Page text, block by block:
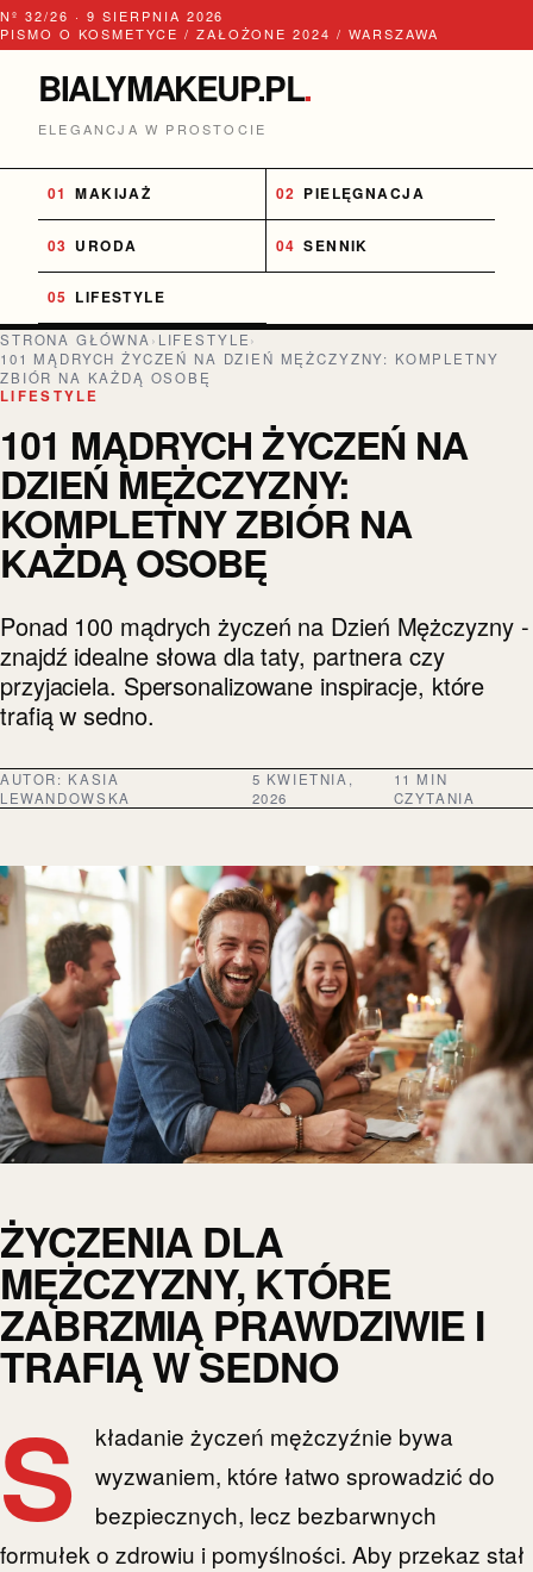
Nº 32/26 · 9 SIERPNIA 2026
PISMO O KOSMETYCE / ZAŁOŻONE 2024 / WARSZAWA
BIALYMAKEUP.PL.
ELEGANCJA W PROSTOCIE
MAKIJAŻ PIELĘGNACJA
URODA SENNIK
LIFESTYLE
STRONA GŁÓWNA› LIFESTYLE›
101 MĄDRYCH ŻYCZEŃ NA DZIEŃ MĘŻCZYZNY: KOMPLETNY
ZBIÓR NA KAŻDĄ OSOBĘ
LIFESTYLE
101 MĄDRYCH ŻYCZEŃ NA
DZIEŃ MĘŻCZYZNY:
KOMPLETNY ZBIÓR NA
KAŻDĄ OSOBĘ
Ponad 100 mądrych życzeń na Dzień Mężczyzny -
znajdź idealne słowa dla taty, partnera czy
przyjaciela. Spersonalizowane inspiracje, które
trafią w sedno.
AUTOR: KASIA
LEWANDOWSKA
5 KWIETNIA,
2026
11 MIN
CZYTANIA
ŻYCZENIA DLA
MĘŻCZYZNY, KTÓRE
ZABRZMIĄ PRAWDZIWIE I
TRAFIĄ W SEDNO
S
kładanie życzeń mężczyźnie bywa
wyzwaniem, które łatwo sprowadzić do
bezpiecznych, lecz bezbarwnych
formułek o zdrowiu i pomyślności. Aby przekaz stał